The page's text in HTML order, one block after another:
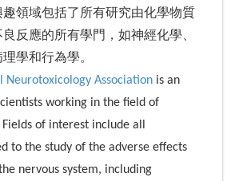
領域包括了所有研究由化學物質
反應的所有學門，如神經化學、
學和行為學。
Neurotoxicology Association is an
working in the field of
of interest include all
to the study of the adverse effects
nervous system, including